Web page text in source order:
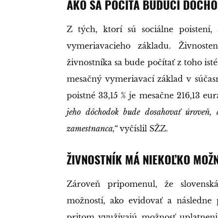
AKO SA POČÍTA BUDÚCI
Z tých, ktorí sú sociálne
vymeriavacieho základu.
živnostníka sa bude počítať z toho
mesačný vymeriavací základ v
poistné 33,15 % je mesačne 216,13
jeho dôchodok bude dosahovať
zamestnanca,“vyčíslil SŽZ.
ŽIVNOSTNÍK MÁ NIEKOĽKO
Zároveň pripomenul, že
možností, ako evidovať a